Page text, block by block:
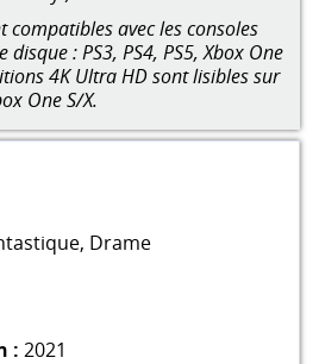
compatibles avec les consoles
: PS3, PS4, PS5, Xbox One
4K Ultra HD sont lisibles sur
One S/X.
, Drame
: 2021